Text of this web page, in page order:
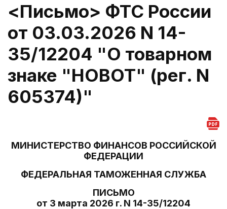
<Письмо> ФТС России
от 03.03.2026 N 14-
35/12204 "О товарном
знаке "HOBOT" (рег. N
605374)"
МИНИСТЕРСТВО ФИНАНСОВ РОССИЙСКОЙ
ФЕДЕРАЦИИ
ФЕДЕРАЛЬНАЯ ТАМОЖЕННАЯ СЛУЖБА
ПИСЬМО
от 3 марта 2026 г. N 14-35/12204